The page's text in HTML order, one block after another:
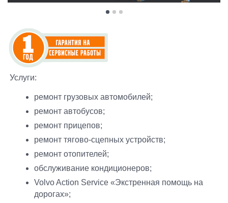
Услуги:
ремонт грузовых автомобилей;
ремонт автобусов;
ремонт прицепов;
ремонт тягово-сцепных устройств;
ремонт отопителей;
обслуживание кондиционеров;
Volvo Action Service «Экстренная помощь на
дорогах»;